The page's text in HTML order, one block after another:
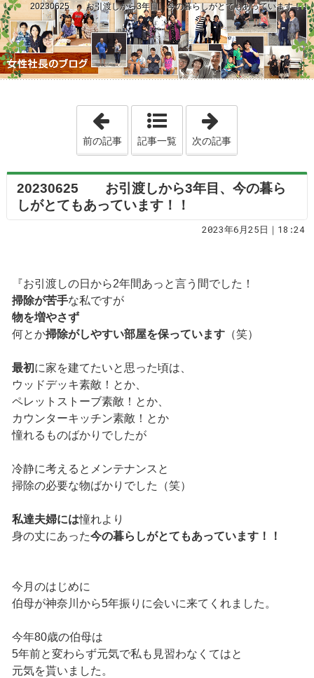
20230625 お引渡しから3年目、今の暮らしがとてもあっています！！
「20230624 年齢や健康状態」
前の記事 記事一覧 次の記事
20230625 お引渡しから3年目、今の暮ら
しがとてもあっています！！
2023年6月25日｜18:24
『お引渡しの日から2年間あっと言う間でした！
掃除が苦手な私ですが
物を増やさず
何とか掃除がしやすい部屋を保っています（笑）
最初に家を建てたいと思った頃は、
ウッドデッキ素敵！とか、
ペレットストーブ素敵！とか、
カウンターキッチン素敵！とか
憧れるものばかりでしたが
冷静に考えるとメンテナンスと
掃除の必要な物ばかりでした（笑）
私達夫婦には憧れより
身の丈にあった今の暮らしがとてもあっています！！
今月のはじめに
伯母が神奈川から5年振りに会いに来てくれました。
今年80歳の伯母は
5年前と変わらず元気で私も見習わなくてはと
元気を貰いました。